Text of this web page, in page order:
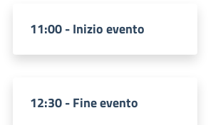
11:00 - Inizio evento
12:30 - Fine evento